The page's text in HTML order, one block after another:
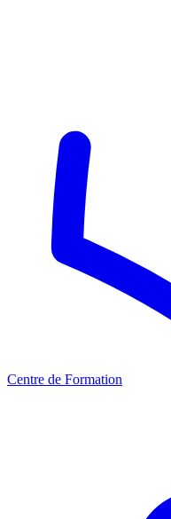
Centre de Formation